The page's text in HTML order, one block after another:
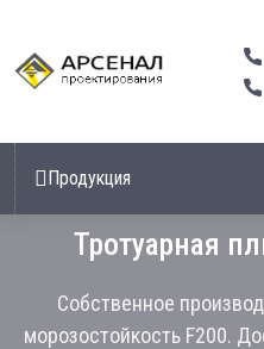
Продукция
Тротуарная
Собственное
морозостойкость F200.